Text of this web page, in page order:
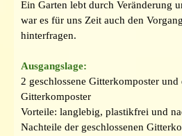
Ein Garten lebt durch Veränderung
war es für uns Zeit auch den
hinterfragen.
Ausgangslage:
2 geschlossene Gitterkomposter
Gitterkomposter
Vorteile: langlebig, plastikfrei und
Nachteile der geschlossenen